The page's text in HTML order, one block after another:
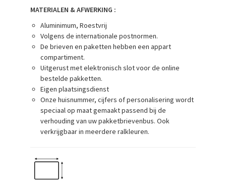
MATERIALEN & AFWERKING :
Aluminimum, Roestvrij
Volgens de internationale postnormen.
De brieven en paketten hebben een appart
compartiment.
Uitgerust met elektronisch slot voor de online
bestelde pakketten.
Eigen plaatsingsdienst
Onze huisnummer, cijfers of personalisering wordt
speciaal op maat gemaakt passend bij de
verhouding van uw pakketbrievenbus. Ook
verkrijgbaar in meerdere ralkleuren.